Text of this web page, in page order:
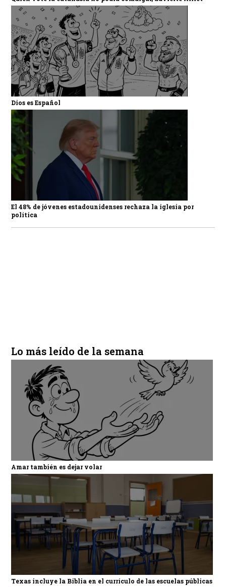
Dios es Español
El 48% de jóvenes estadounidenses rechaza la iglesia por
política
Lo más leído de la semana
Amar también es dejar volar
Texas incluye la Biblia en el currículo de las escuelas públicas